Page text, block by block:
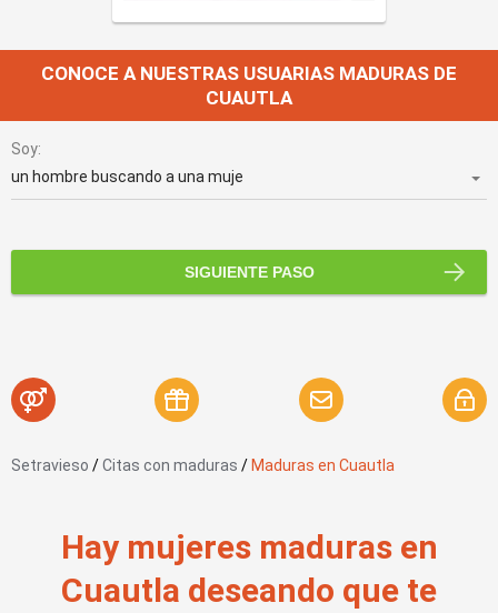
CONOCE A NUESTRAS USUARIAS MADURAS DE
CUAUTLA
Soy:
SIGUIENTE PASO
Setravieso /Citas con maduras / Maduras en Cuautla
Hay mujeres maduras en
Cuautla deseando que te